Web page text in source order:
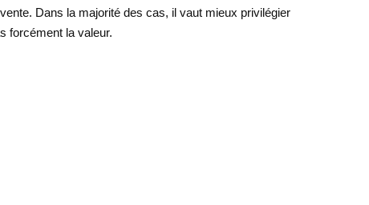
Dans la majorité des cas, il vaut mieux privilégier
forcément la valeur.